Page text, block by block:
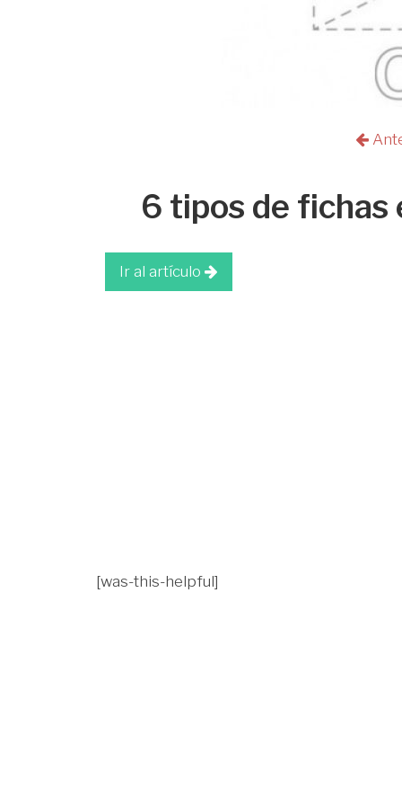
6 tipos de fichas
Ir al artículo
[was-this-helpful]